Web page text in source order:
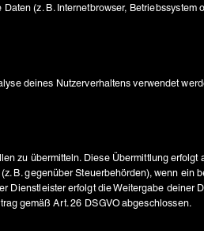
(z. B. Internetbrowser, Betriebssystem
deines Nutzerverhaltens verwendet
zu übermitteln. Diese Übermittlung
B. gegenüber Steuerbehörden), wenn ein
Dienstleister erfolgt die Weitergabe deiner